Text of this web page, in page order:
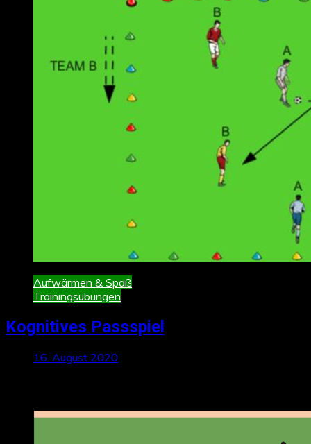
Aufwärmen & Spaß
Trainingsübungen
Kognitives Passspiel
16. August 2020